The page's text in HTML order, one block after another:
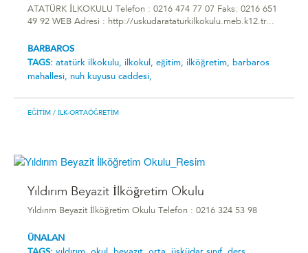
ATATÜRK İLKOKULU Telefon : 0216 474 77 07 Faks: 0216 651
49 92 WEB Adresi : http://uskudarataturkilkokulu.meb.k12.tr...
BARBAROS
TAGS: atatürk i̇lkokulu, ilkokul, eğitim, ilköğretim, barbaros
mahallesi, nuh kuyusu caddesi,
EĞITIM / İLK-ORTAÖĞRETIM
Yıldırım Beyazit İlköğretim Okulu
Yıldırım Beyazit İlköğretim Okulu Telefon : 0216 324 53 98
ÜNALAN